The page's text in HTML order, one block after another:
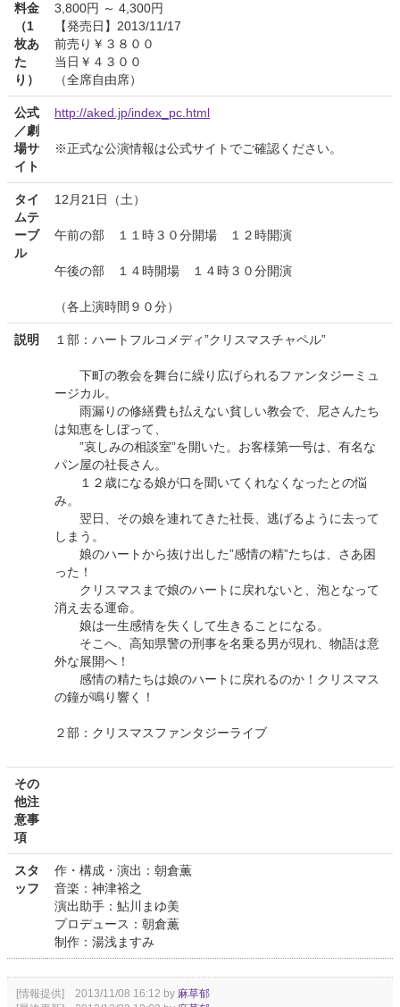
料金
（1
枚あ
た
り）
3,800円 ～ 4,300円
【発売日】2013/11/17
前売り￥３８００
当日￥４３００
（全席自由席）
公式
／劇
場サ
イト
http://aked.jp/index_pc.html
※正式な公演情報は公式サイトでご確認ください。
タイ
ムテ
ーブ
ル
12月21日（土）
午前の部 １１時３０分開場 １２時開演
午後の部 １４時開場 １４時３０分開演
（各上演時間９０分）
説明 １部：ハートフルコメディ”クリスマスチャペル”
下町の教会を舞台に繰り広げられるファンタジーミュ
ージカル。
雨漏りの修繕費も払えない貧しい教会で、尼さんたち
は知恵をしぼって、
”哀しみの相談室”を開いた。お客様第一号は、有名な
パン屋の社長さん。
１２歳になる娘が口を聞いてくれなくなったとの悩
み。
翌日、その娘を連れてきた社長、逃げるように去って
しまう。
娘のハートから抜け出した”感情の精”たちは、さあ困
った！
クリスマスまで娘のハートに戻れないと、泡となって
消え去る運命。
娘は一生感情を失くして生きることになる。
そこへ、高知県警の刑事を名乗る男が現れ、物語は意
外な展開へ！
感情の精たちは娘のハートに戻れるのか！クリスマス
の鐘が鳴り響く！
２部：クリスマスファンタジーライブ
その
他注
意事
項
スタ
ッフ
作・構成・演出：朝倉薫
音楽：神津裕之
演出助手：鮎川まゆ美
プロデュース：朝倉薫
制作：湯浅ますみ
[情報提供] 2013/11/08 16:12 by 麻草郁